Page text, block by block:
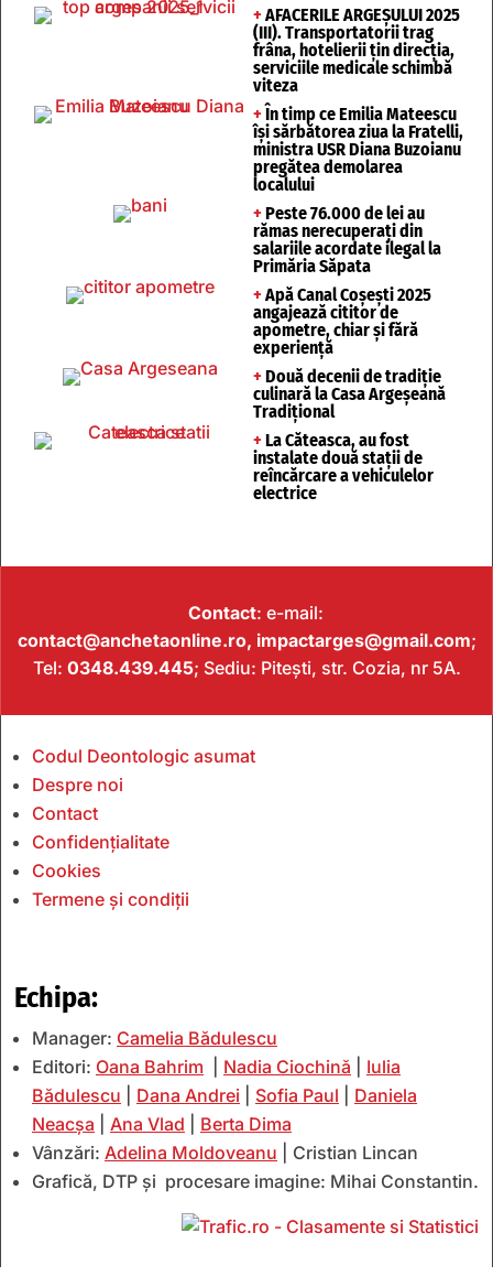
+ AFACERILE ARGEȘULUI 2025
(III). Transportatorii trag
frâna, hotelierii țin direcția,
serviciile medicale schimbă
viteza
+ În timp ce Emilia Mateescu
își sărbătorea ziua la Fratelli,
ministra USR Diana Buzoianu
pregătea demolarea
localului
+ Peste 76.000 de lei au
rămas nerecuperați din
salariile acordate ilegal la
Primăria Săpata
+ Apă Canal Coșești 2025
angajează cititor de
apometre, chiar și fără
experiență
+ Două decenii de tradiție
culinară la Casa Argeșeană
Tradițional
+ La Căteasca, au fost
instalate două stații de
reîncărcare a vehiculelor
electrice
Contact: e-mail:
contact@anchetaonline.ro, impactarges@gmail.com;
Tel: 0348.439.445; Sediu: Pitești, str. Cozia, nr 5A.
Codul Deontologic asumat
Despre noi
Contact
Confidențialitate
Cookies
Termene și condiții
Echipa:
Manager: Camelia Bădulescu
Editori: Oana Bahrim Nadia Ciochină
Iulia
Bădulescu
Dana Andrei Sofia Paul
Daniela
Neacșa
Ana Vlad
Berta Dima
Vânzări: Adelina Moldoveanu | Cristian Lincan
Grafică, DTP și procesare imagine: Mihai Constantin.